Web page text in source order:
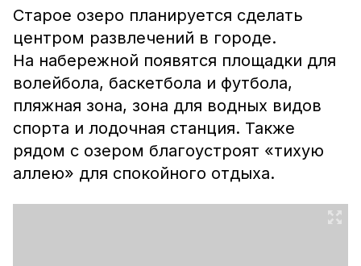
Старое озеро планируется сделать
центром развлечений в городе.
На набережной появятся площадки для
волейбола, баскетбола и футбола,
пляжная зона, зона для водных видов
спорта и лодочная станция. Также
рядом с озером благоустроят «тихую
аллею» для спокойного отдыха.